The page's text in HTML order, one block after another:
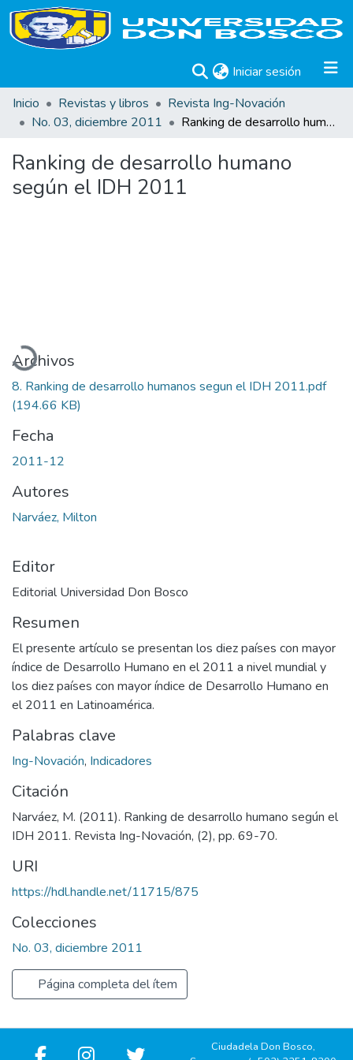
Iniciar sesión (current)
Inicio
Revistas y libros
Revista Ing-Novación
No. 03, diciembre 2011
Ranking de desarrollo humano según el IDH 2011
Ranking de desarrollo humano
según el IDH 2011
Archivos
8. Ranking de desarrollo humanos segun el IDH 2011.pdf
(194.66 KB)
Fecha
2011-12
Autores
Narváez, Milton
Editor
Editorial Universidad Don Bosco
Resumen
El presente artículo se presentan los diez países con mayor
índice de Desarrollo Humano en el 2011 a nivel mundial y
los diez países con mayor índice de Desarrollo Humano en
el 2011 en Latinoamérica.
Palabras clave
Ing-Novación, Indicadores
Citación
Narváez, M. (2011). Ranking de desarrollo humano según el
IDH 2011. Revista Ing-Novación, (2), pp. 69-70.
URI
https://hdl.handle.net/11715/875
Colecciones
No. 03, diciembre 2011
Página completa del ítem
Ciudadela Don Bosco,